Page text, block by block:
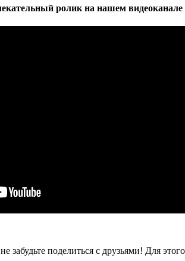
ролик на нашем
забудьте поделиться с друзьями! Для